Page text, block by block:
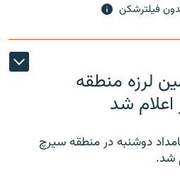
فیلترشکن
لرزه منطقه
دوشنبه در منطقه سیرچ